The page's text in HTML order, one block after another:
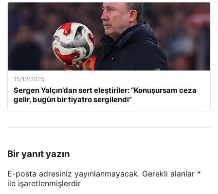
15/12/2025
Sergen Yalçın’dan sert eleştiriler: “Konuşursam ceza
gelir, bugün bir tiyatro sergilendi”
Bir yanıt yazın
E-posta adresiniz yayınlanmayacak. Gerekli alanlar *
ile işaretlenmişlerdir